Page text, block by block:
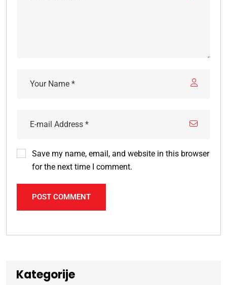
Save my name, email, and website in this browser
for the next time I comment.
POST COMMENT
Kategorije